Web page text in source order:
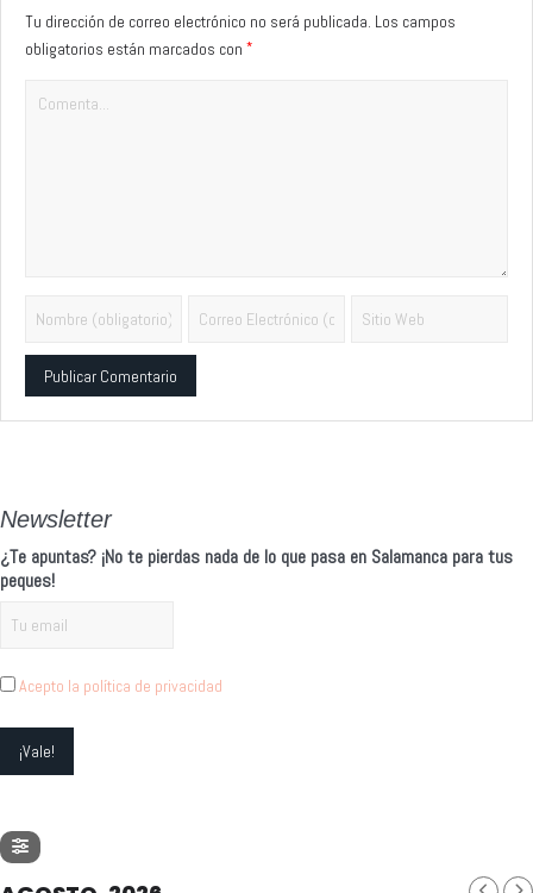
Tu dirección de correo electrónico no será publicada. Los campos
obligatorios están marcados con *
Newsletter
¿Te apuntas? ¡No te pierdas nada de lo que pasa en Salamanca para tus
peques!
Acepto la política de privacidad